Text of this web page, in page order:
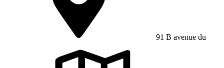
91 B avenue du